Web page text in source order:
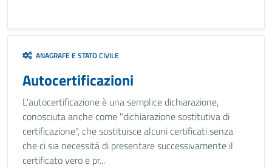
ANAGRAFE E STATO CIVILE
Autocertificazioni
L'autocertificazione è una semplice dichiarazione,
conosciuta anche come "dichiarazione sostitutiva di
certificazione", che sostituisce alcuni certificati senza
che ci sia necessità di presentare successivamente il
certificato vero e pr...